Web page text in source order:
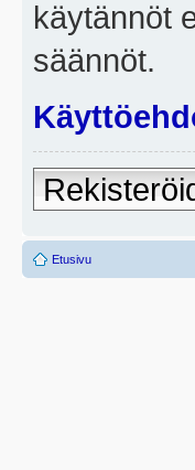
käytännöt
säännöt.
Etusivu